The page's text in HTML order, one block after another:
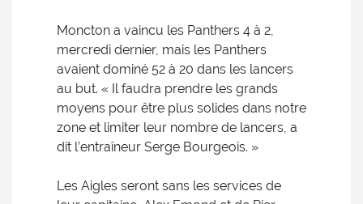
Moncton a vaincu les Panthers 4 à 2,
mercredi dernier, mais les Panthers
avaient dominé 52 à 20 dans les lancers
au but. « Il faudra prendre les grands
moyens pour être plus solides dans notre
zone et limiter leur nombre de lancers, a
dit l’entraîneur Serge Bourgeois. »
Les Aigles seront sans les services de